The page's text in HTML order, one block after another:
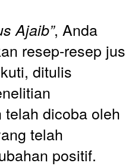
Ajaib”, Anda
resep-resep jus
ditulis
dicoba oleh
telah
positif.